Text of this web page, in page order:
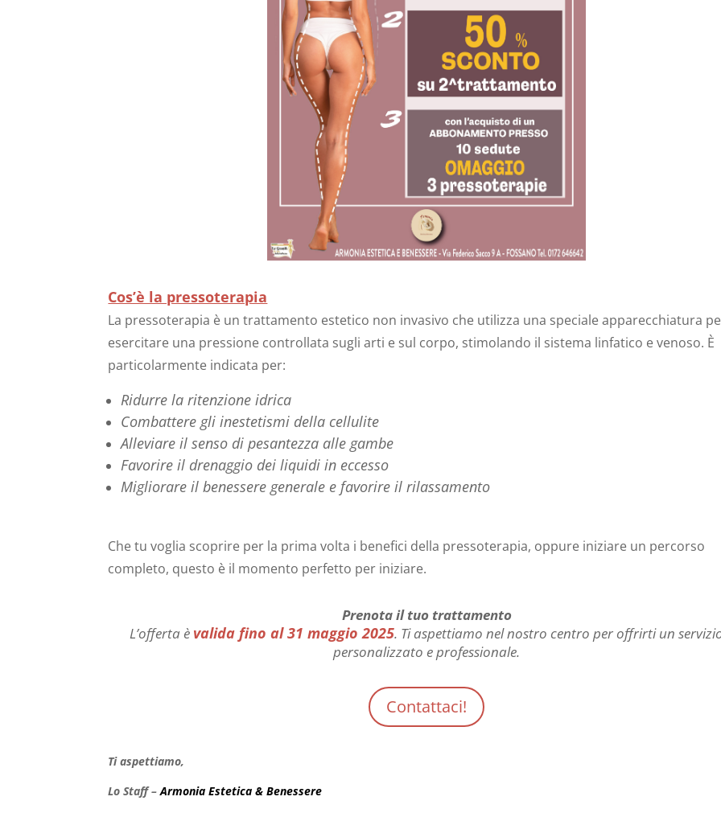
Cos’è la pressoterapia
La pressoterapia è un trattamento estetico non invasivo che utilizza una speciale apparecchiatura
esercitare una pressione controllata sugli arti e sul corpo, stimolando il sistema linfatico e venoso. È
particolarmente indicata per:
Ridurre la ritenzione idrica
Combattere gli inestetismi della cellulite
Alleviare il senso di pesantezza alle gambe
Favorire il drenaggio dei liquidi in eccesso
Migliorare il benessere generale e favorire il rilassamento
Che tu voglia scoprire per la prima volta i benefici della pressoterapia, oppure iniziare un percorso
completo, questo è il momento perfetto per iniziare.
Prenota il tuo trattamento
L’offerta è valida fino al 31 maggio 2025. Ti aspettiamo nel nostro centro per offrirti un
personalizzato e professionale.
Contattaci!
Ti aspettiamo,
Lo Staff – Armonia Estetica & Benessere